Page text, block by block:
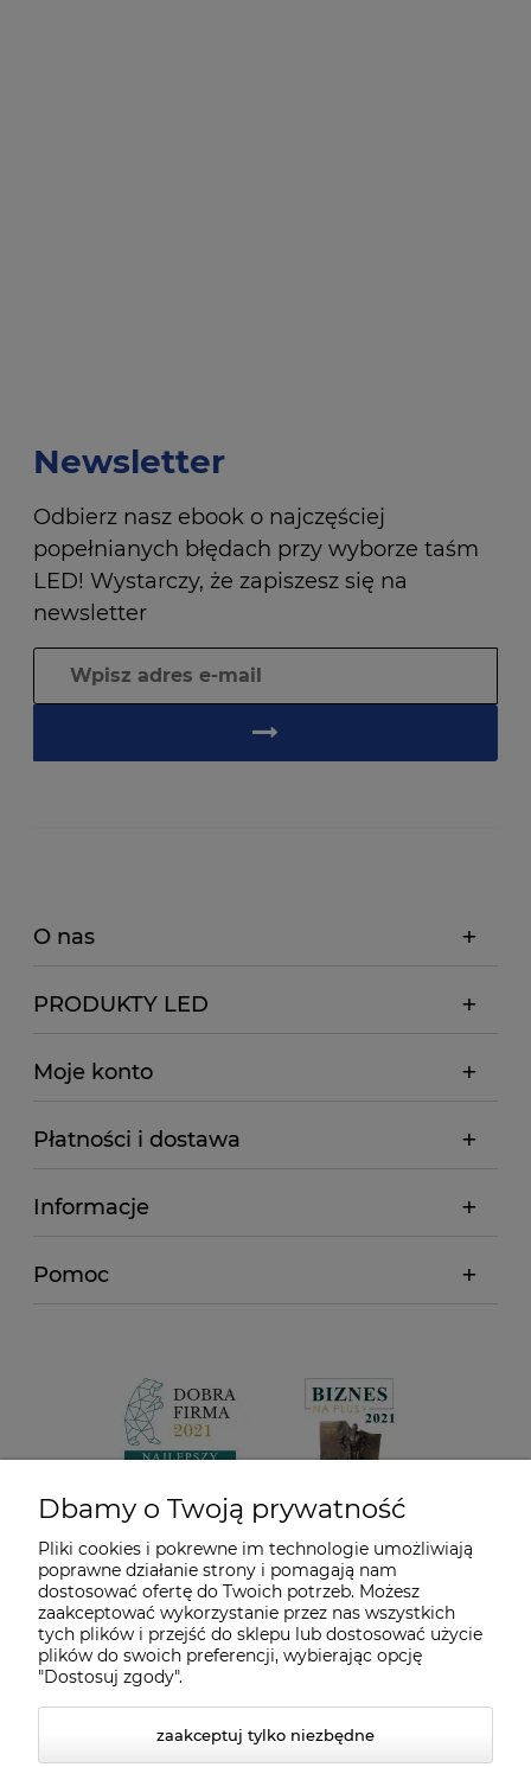
Newsletter
Odbierz nasz ebook o najczęściej
popełnianych błędach przy wyborze taśm
LED! Wystarczy, że zapiszesz się na
newsletter
O nas
PRODUKTY LED
Moje konto
Płatności i dostawa
Informacje
Pomoc
Dbamy o Twoją prywatność
Pliki cookies i pokrewne im technologie umożliwiają
poprawne działanie strony i pomagają nam
dostosować ofertę do Twoich potrzeb. Możesz
zaakceptować wykorzystanie przez nas wszystkich
tych plików i przejść do sklepu lub dostosować użycie
plików do swoich preferencji, wybierając opcję
"Dostosuj zgody".
zaakceptuj tylko niezbędne